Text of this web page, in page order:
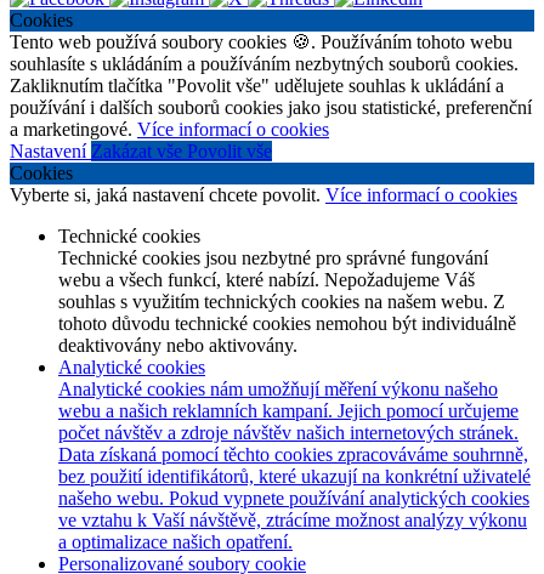
Cookies
Tento web používá soubory cookies 🍪. Používáním tohoto webu
souhlasíte s ukládáním a používáním nezbytných souborů cookies.
Zakliknutím tlačítka "Povolit vše" udělujete souhlas k ukládání a
používání i dalších souborů cookies jako jsou statistické, preferenční
a marketingové. Více informací o cookies
Nastavení Zakázat vše Povolit vše
Cookies
Vyberte si, jaká nastavení chcete povolit. Více informací o cookies
Technické cookies
Technické cookies jsou nezbytné pro správné fungování
webu a všech funkcí, které nabízí. Nepožadujeme Váš
souhlas s využitím technických cookies na našem webu. Z
tohoto důvodu technické cookies nemohou být individuálně
deaktivovány nebo aktivovány.
Analytické cookies
Analytické cookies nám umožňují měření výkonu našeho
webu a našich reklamních kampaní. Jejich pomocí určujeme
počet návštěv a zdroje návštěv našich internetových stránek.
Data získaná pomocí těchto cookies zpracováváme souhrnně,
bez použití identifikátorů, které ukazují na konkrétní uživatelé
našeho webu. Pokud vypnete používání analytických cookies
ve vztahu k Vaší návštěvě, ztrácíme možnost analýzy výkonu
a optimalizace našich opatření.
Personalizované soubory cookie